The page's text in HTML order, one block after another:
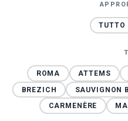
TUTTO
ROMA ATTEMS
BREZICH
SAUVIGNON
CARMENÈRE